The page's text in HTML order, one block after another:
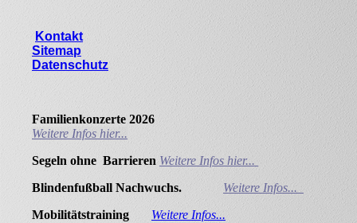
Kontakt
Sitemap
Datenschutz
Familienkonzerte 2026
Weitere Infos hier...
Segeln ohne Barrieren Weitere Infos hier...
Blindenfußball Nachwuchs. Weitere Infos...
Mobilitätstraining Weitere Infos...